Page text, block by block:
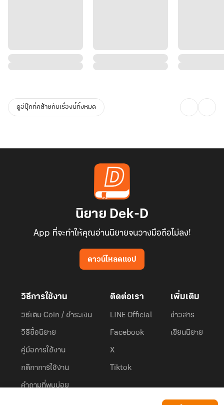
ดูอีบุ๊กที่คล้ายกับเรื่องนี้ทั้งหมด
นิยาย Dek-D
App ที่จะทำให้คุณอ่านนิยายจนวางมือถือไม่ลง!
ดาวน์โหลดแอป
วิธีการใช้งาน
วิธีเติม Coin / ชำระเงิน
วิธีซื้อนิยาย
คู่มือการใช้งาน
กติกาการใช้งาน
คำถามที่พบบ่อย
ติดต่อเรา
LINE Official
Facebook
X
Tiktok
เพิ่มเติม
ข่าวสาร
เขียนนิยาย